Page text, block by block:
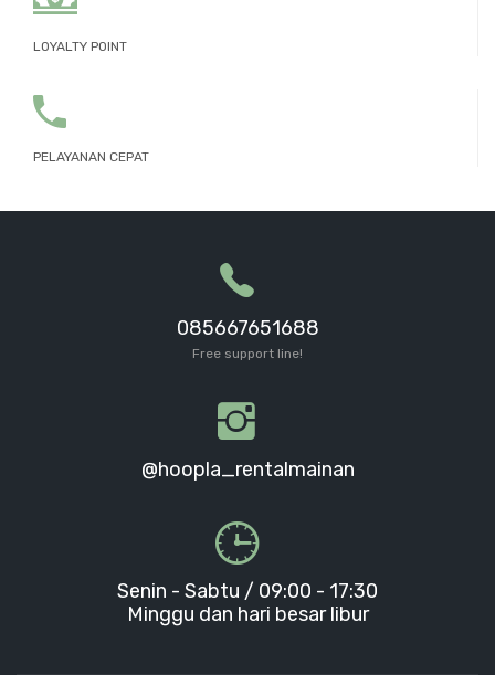
LOYALTY POINT
PELAYANAN CEPAT
085667651688
Free support line!
@hoopla_rentalmainan
Senin - Sabtu / 09:00 - 17:30
Minggu dan hari besar libur